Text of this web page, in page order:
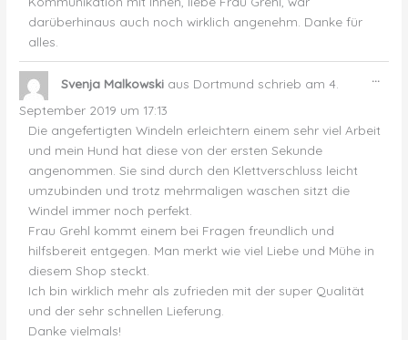
darüberhinaus auch noch wirklich angenehm. Danke für
alles.
Svenja Malkowski aus Dortmund schrieb am 4.
September 2019 um 17:13
Die angefertigten Windeln erleichtern einem sehr viel Arbeit
und mein Hund hat diese von der ersten Sekunde
angenommen. Sie sind durch den Klettverschluss leicht
umzubinden und trotz mehrmaligen waschen sitzt die
Windel immer noch perfekt.
Frau Grehl kommt einem bei Fragen freundlich und
hilfsbereit entgegen. Man merkt wie viel Liebe und Mühe in
diesem Shop steckt.
Ich bin wirklich mehr als zufrieden mit der super Qualität
und der sehr schnellen Lieferung.
Danke vielmals!
...